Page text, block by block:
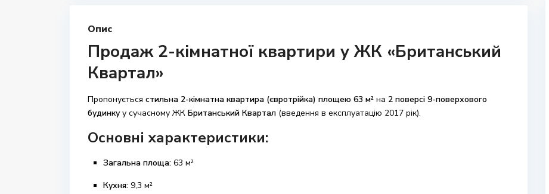
Опис
Продаж 2-кімнатної квартири у ЖК «Британський
Квартал»
Пропонується стильна 2-кімнатна квартира (євротрійка) площею 63 м² на 2 поверсі 9-поверхового
будинкуу сучасному ЖК Британський Квартал (введення в експлуатацію 2017 рік).
Основні характеристики:
Загальна площа: 63 м²
Кухня: 9,3 м²